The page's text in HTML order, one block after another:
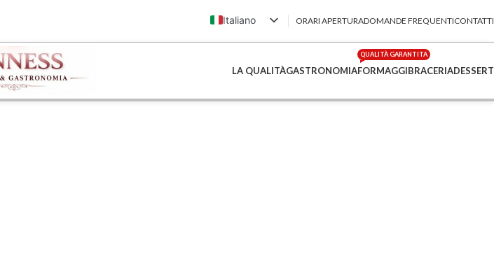
Italiano
English (UK)
Français
ORARI APERTURADOMANDE FREQUENTICONTATTI
LA QUALITÀGASTRONOMIAFORMAGGI
QUALITÀ GARANTITA
BRACERIADESSERT